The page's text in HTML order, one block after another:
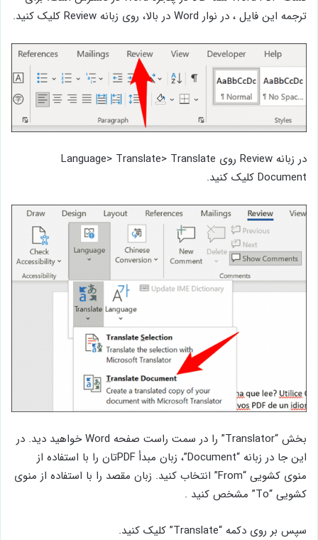
ترجمه این فایل ، در نوار Word در بالا، روی زبانه Review کلیک کنید.
در زبانه Review روی Language> Translate> Translate
Document کلیک کنید.
بخش “Translator” را در سمت راست صفحه Word خواهید دید. در
این جا در زبانه “Document”، زبان مبدأ PDFتان را با استفاده از
منوی کشویی “From” انتخاب کنید. زبان مقصد را با استفاده از منوی
کشویی “To” مشخص کنید .
سپس بر روی دکمه “Translate” کلیک کنید.